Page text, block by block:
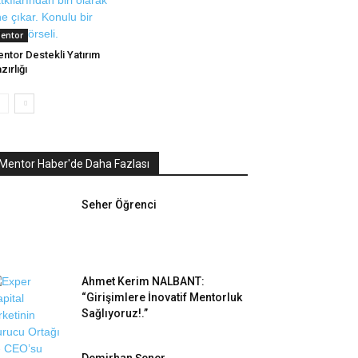
Destekli Yatırım
Mentor Haber'de Daha Fazlası
Seher Öğrenci
Ahmet Kerim NALBANT:
“Girişimlere İnovatif Mentorluk
Sağlıyoruz!.”